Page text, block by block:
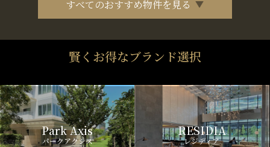
すべてのおすすめ物件を見る
賢くお得なブランド選択
Park Axis
パークアクシス
RESIDIA
レジディア